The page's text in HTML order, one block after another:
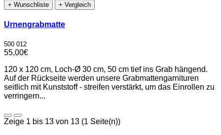
+ Wunschliste + Vergleich
Urnengrabmatte
500 012
55,00€
120 x 120 cm, Loch-Ø 30 cm, 50 cm tief ins Grab hängend.
Auf der Rückseite werden unsere Grabmattengarnituren
seitlich mit Kunststoff - streifen verstärkt, um das Einrollen zu
verringern...
Zeige 1 bis 13 von 13 (1 Seite(n))